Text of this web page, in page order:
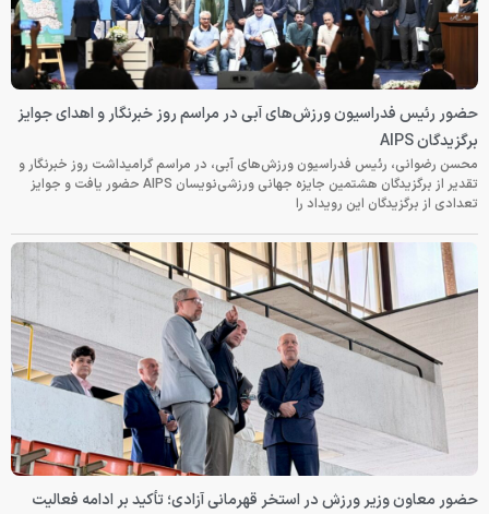
حضور رئیس فدراسیون ورزش‌های آبی در مراسم روز خبرنگار و اهدای جوایز
برگزیدگان AIPS
محسن رضوانی، رئیس فدراسیون ورزش‌های آبی، در مراسم گرامیداشت روز خبرنگار و
تقدیر از برگزیدگان هشتمین جایزه جهانی ورزشی‌نویسان AIPS حضور یافت و جوایز
تعدادی از برگزیدگان این رویداد را
حضور معاون وزیر ورزش در استخر قهرمانی آزادی؛ تأکید بر ادامه فعالیت